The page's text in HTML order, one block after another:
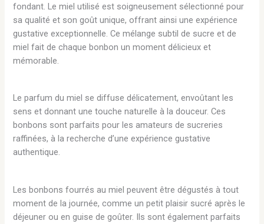
fondant. Le miel utilisé est soigneusement sélectionné pour
sa qualité et son goût unique, offrant ainsi une expérience
gustative exceptionnelle. Ce mélange subtil de sucre et de
miel fait de chaque bonbon un moment délicieux et
mémorable.
Le parfum du miel se diffuse délicatement, envoûtant les
sens et donnant une touche naturelle à la douceur. Ces
bonbons sont parfaits pour les amateurs de sucreries
raffinées, à la recherche d’une expérience gustative
authentique.
Les bonbons fourrés au miel peuvent être dégustés à tout
moment de la journée, comme un petit plaisir sucré après le
déjeuner ou en guise de goûter. Ils sont également parfaits